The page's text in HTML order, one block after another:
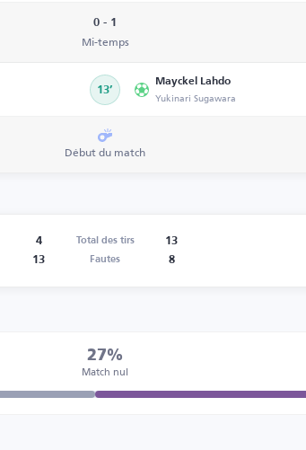
0 - 1
Mi-temps
13’
Mayckel Lahdo
Yukinari Sugawara
Début du match
4 Total des tirs
13
13
Fautes 8
27%
Match nul